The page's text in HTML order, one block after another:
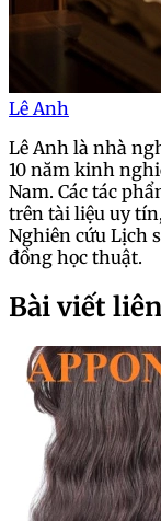
Lê Anh
Lê Anh là nhà
10 năm kinh
Nam. Các tác
trên tài liệu uy
Nghiên cứu Lịch
đồng học thuật.
Bài viết